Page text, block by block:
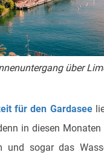
über
für den Gardasee
in diesen
und sogar das